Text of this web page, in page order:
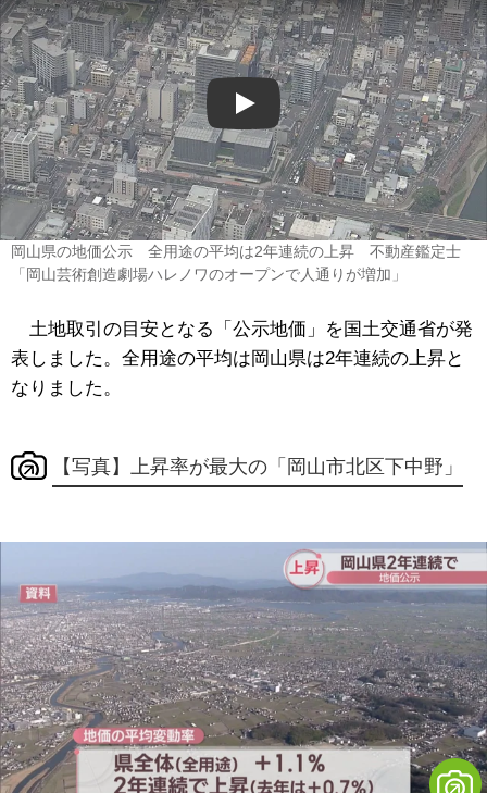
Play
岡山県の地価公示 全用途の平均は2年連続の上昇 不動産鑑定士
「岡山芸術創造劇場ハレノワのオープンで人通りが増加」
土地取引の目安となる「公示地価」を国土交通省が発
表しました。全用途の平均は岡山県は2年連続の上昇と
なりました。
【写真】上昇率が最大の「岡山市北区下中野」